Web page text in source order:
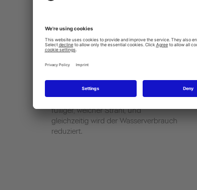
Im Strahlregler wird das Wasser mit
Luft angereichert. Das Ergebnis ist ein
fülliger, weicher Strahl, und
gleichzeitig wird der Wasserverbrauch
reduziert.